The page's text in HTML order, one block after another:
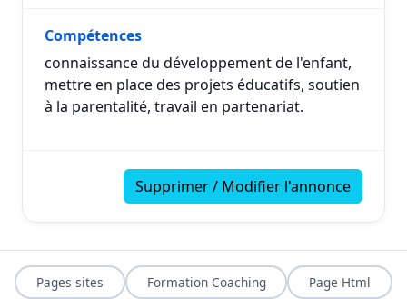
Compétences
connaissance du développement de l'enfant,
mettre en place des projets éducatifs, soutien
à la parentalité, travail en partenariat.
Supprimer / Modifier l'annonce
Pages sites Formation Coaching Page Html